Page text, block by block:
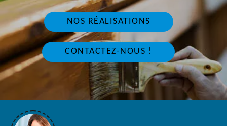
NOS RÉALISATIONS
CONTACTEZ-NOUS !